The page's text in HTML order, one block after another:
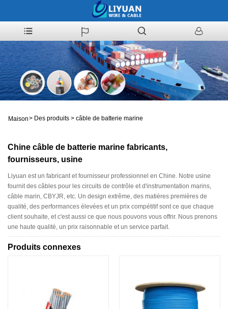
Maison> Des produits > câble de batterie marine
Chine câble de batterie marine fabricants,
fournisseurs, usine
Liyuan est un fabricant et fournisseur professionnel en Chine. Notre usine
fournit des câbles pour les circuits de contrôle et d'instrumentation marins,
câble marin, CBYJR, etc. Un design extrême, des matières premières de
qualité, des performances élevées et un prix compétitif sont ce que chaque
client souhaite, et c'est aussi ce que nous pouvons vous offrir. Nous prenons
une haute qualité, un prix raisonnable et un service parfait.
Produits connexes